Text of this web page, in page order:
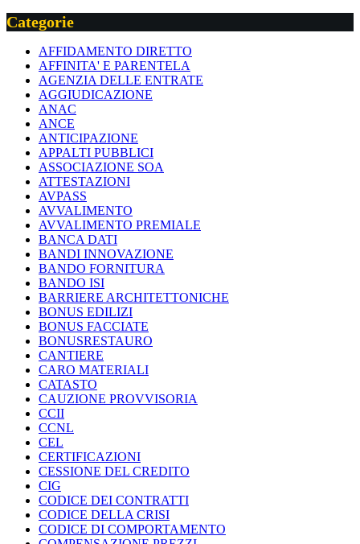
Categorie
AFFIDAMENTO DIRETTO
AFFINITA' E PARENTELA
AGENZIA DELLE ENTRATE
AGGIUDICAZIONE
ANAC
ANCE
ANTICIPAZIONE
APPALTI PUBBLICI
ASSOCIAZIONE SOA
ATTESTAZIONI
AVPASS
AVVALIMENTO
AVVALIMENTO PREMIALE
BANCA DATI
BANDI INNOVAZIONE
BANDO FORNITURA
BANDO ISI
BARRIERE ARCHITETTONICHE
BONUS EDILIZI
BONUS FACCIATE
BONUSRESTAURO
CANTIERE
CARO MATERIALI
CATASTO
CAUZIONE PROVVISORIA
CCII
CCNL
CEL
CERTIFICAZIONI
CESSIONE DEL CREDITO
CIG
CODICE DEI CONTRATTI
CODICE DELLA CRISI
CODICE DI COMPORTAMENTO